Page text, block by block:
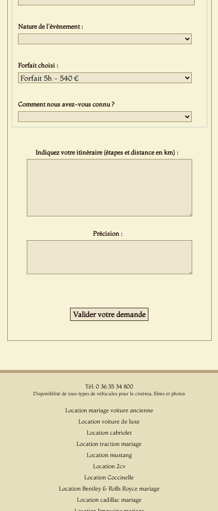
Nature de l'événement :
Forfait choisi :
Comment nous avez-vous connu ?
Indiquez votre itinéraire (étapes et distance en km) :
Précision :
Tél: 0 36 35 34 800
Disponibilité de tous types de véhicules pour le cinéma, films et photos
Location mariage voiture ancienne
Location voiture de luxe
Location cabriolet
Location traction mariage
Location mustang
Location 2cv
Location Coccinelle
Location Bentley & Rolls Royce mariage
Location cadillac mariage